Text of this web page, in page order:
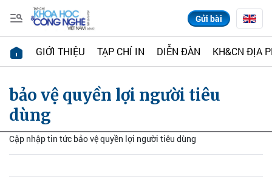
Gửi bài
GIỚI THIỆU TẠP CHÍ IN DIỄN ĐÀN KH&CN ĐỊA
bảo vệ quyền lợi người tiêu
dùng
Cập nhập tin tức bảo vệ quyền lợi người tiêu dùng